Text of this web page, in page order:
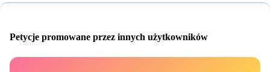
Petycje promowane przez innych użytkowników